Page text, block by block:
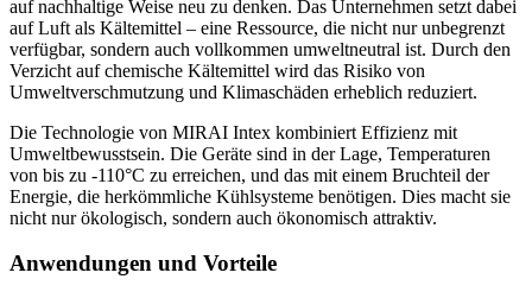
auf nachhaltige Weise neu zu denken. Das Unternehmen setzt dabei
auf Luft als Kältemittel – eine Ressource, die nicht nur unbegrenzt
verfügbar, sondern auch vollkommen umweltneutral ist. Durch den
Verzicht auf chemische Kältemittel wird das Risiko von
Umweltverschmutzung und Klimaschäden erheblich reduziert.
Die Technologie von MIRAI Intex kombiniert Effizienz mit
Umweltbewusstsein. Die Geräte sind in der Lage, Temperaturen
von bis zu -110°C zu erreichen, und das mit einem Bruchteil der
Energie, die herkömmliche Kühlsysteme benötigen. Dies macht sie
nicht nur ökologisch, sondern auch ökonomisch attraktiv.
Anwendungen und Vorteile